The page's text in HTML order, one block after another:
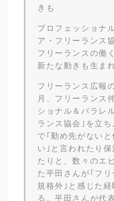
きも
プロフェッショナ
ア・フリーランス
フリーランスの働
新たな動きも生ま
フリーランス広報
月、フリーランス
ショナル＆パラレ
ランス協会｣を立
で｢勤め先がない
い｣と言われたり
たりと、数々のエ
た平田さんが｢フ
規格外｣と感じた
る。平田さんが代